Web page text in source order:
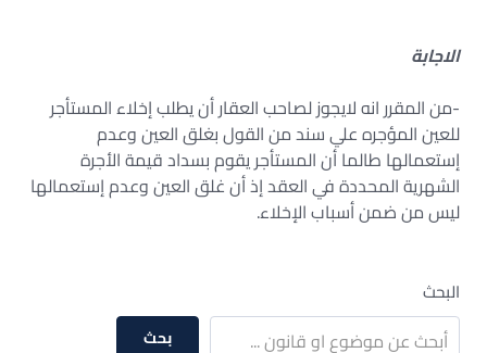
الاجابة
-من المقرر انه لايجوز لصاحب العقار أن يطلب إخلاء المستأجر
للعين المؤجره علي سند من القول بغلق العين وعدم
إستعمالها طالما أن المستأجر يقوم بسداد قيمة الأجرة
الشهرية المحددة في العقد إذ أن غلق العين وعدم إستعمالها
ليس من ضمن أسباب الإخلاء.
البحث
بحث